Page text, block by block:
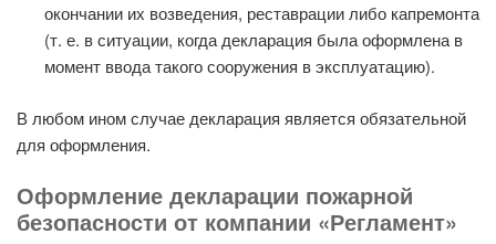
окончании их возведения, реставрации либо капремонта
(т. е. в ситуации, когда декларация была оформлена в
момент ввода такого сооружения в эксплуатацию).
В любом ином случае декларация является обязательной
для оформления.
Оформление декларации пожарной
безопасности от компании «Регламент»